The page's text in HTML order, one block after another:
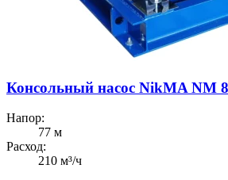
Консольный насос NikMA NM
Напор:
77 м
Расход:
210 м³/ч